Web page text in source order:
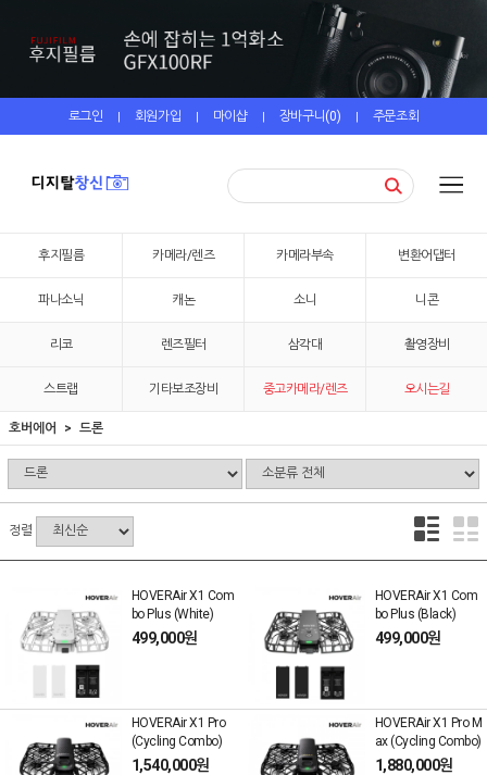
로그인 | 회원가입 | 마이샵 | 장바구니(0) | 주문조회
후지필름 카메라/렌즈 카메라부속 변환어댑터
파나소닉 캐논 소니 니콘
리코 렌즈필터 삼각대 촬영장비
스트랩 기타보조장비 중고카메라/렌즈 오시는길
호버에어 드론
정렬
HOVERAir X1 Com
bo Plus (White)
499,000원
HOVERAir X1 Com
bo Plus (Black)
499,000원
HOVERAir X1 Pro
(Cycling Combo)
1,540,000원
HOVERAir X1 Pro M
ax (Cycling Combo)
1,880,000원